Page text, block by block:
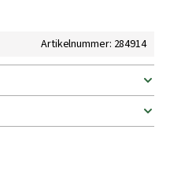
Artikelnummer: 284914